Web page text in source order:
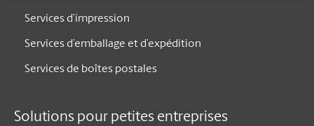
Services d’impression
Services d’emballage et d’expédition
Services de boîtes postales
Solutions pour petites entreprises